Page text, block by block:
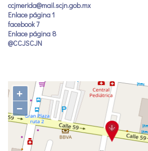
ccjmerida@mail.scjn.gob.mx
Enlace página 1
facebook 7
Enlace página 8
@CCJSCJN
+
−